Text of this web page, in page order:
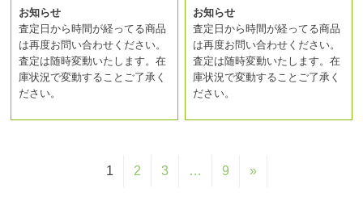
お知らせ
査定日から時間が経ってる商品
は再度お問い合わせください。
査定は随時変動いたします。在
庫状況で変動することご了承く
ださい。
お知らせ
査定日から時間が経ってる商品
は再度お問い合わせください。
査定は随時変動いたします。在
庫状況で変動することご了承く
ださい。
1 2 3 … 9 »